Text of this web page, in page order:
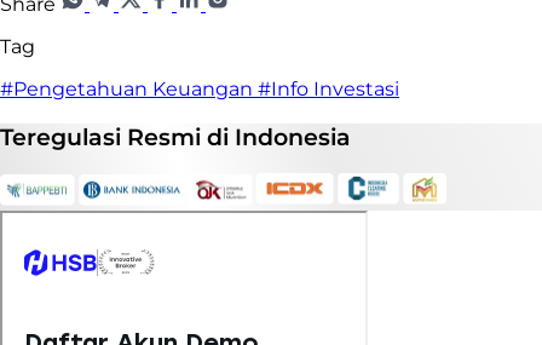
Tag
#Pengetahuan Keuangan #Info Investasi
Teregulasi Resmi di Indonesia